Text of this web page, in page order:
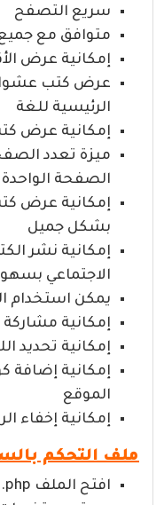
سريع التصفح
متوافق مع
إمكانية عرض
عرض كتب
الرئيسية للغة
إمكانية عرض
الصفحة الواحدة
إمكانية عرض
بشكل جميل
إمكانية نشر
الاجتماعي
يمكن استخدام
إمكانية
إمكانية تحديد
إمكانية إضافة
الموقع
إمكانية إخفاء
ملف التحكم